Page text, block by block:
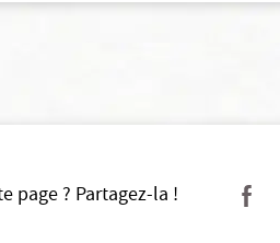
page ? Partagez-la !